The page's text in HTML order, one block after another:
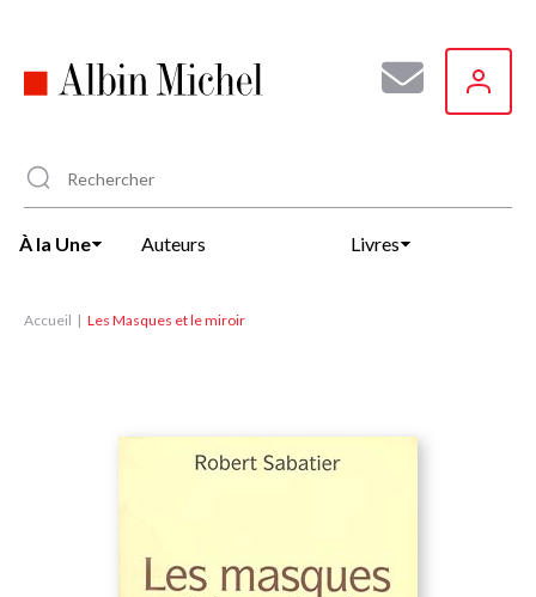
principal
À la Une Auteurs Livres
Accueil Les Masques et le miroir